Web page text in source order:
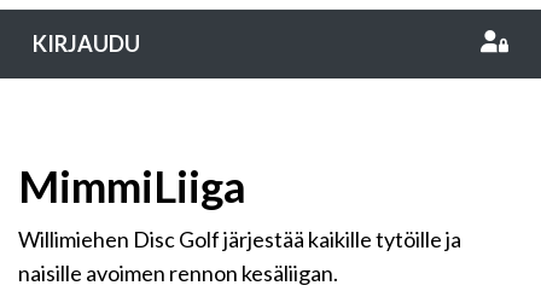
KIRJAUDU
MimmiLiiga
Willimiehen Disc Golf järjestää kaikille tytöille ja
naisille avoimen rennon kesäliigan.